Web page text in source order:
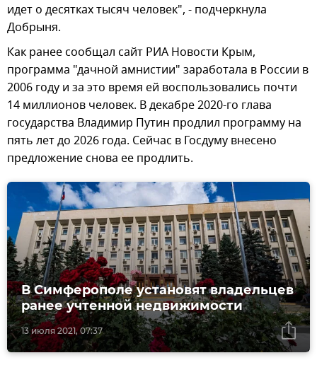
идет о десятках тысяч человек", - подчеркнула
Добрыня.
Как ранее сообщал сайт РИА Новости Крым,
программа "дачной амнистии" заработала в России в
2006 году и за это время ей воспользовались почти
14 миллионов человек. В декабре 2020-го глава
государства Владимир Путин продлил программу на
пять лет до 2026 года. Сейчас в Госдуму внесено
предложение снова ее продлить.
13 июля 2021, 07:37
В Симферополе установят владельцев
ранее учтенной недвижимости